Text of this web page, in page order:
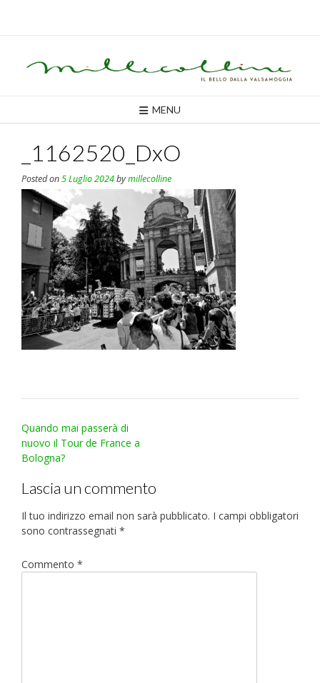
MENU
_1162520_DxO
Posted on5 Luglio 2024bymillecolline
Post
navigation
Quando mai passerà di
nuovo il Tour de France a
Bologna?
Lascia un commento
Il tuo indirizzo email non sarà pubblicato. I campi obbligatori
sono contrassegnati *
Commento *